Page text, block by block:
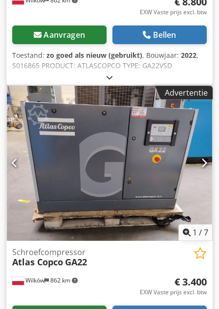
EXW Vaste prijs excl. btw
Aanvragen Bellen
Toestand: zo goed als nieuw (gebruikt), Bouwjaar: 2022,
S016865 PRODUCT: ATLASCOPCO TYPE: GA22VSD
SERIENUMMER: API469861 JAAR: 2022 VERMOGEN (kW): 22
CAPACITEIT (m3/min): 4,9 DRUK (bar): 10,5 UREN
(BEDRIJF/TOTAAL): 3184 FREQUENTIEOMFORMER: ja
GEÏNTEGREERDE DROGER: nee WARMTEWISSELAAR: nee
KOELING (LUCHT/WATER): lucht Crjdpfx Aezi Unloa Tjf OP
TANK: nee DOCUMENTATIE: ja
Advertentie
1 /7
Wilków 862 km
Schroefcompressor
Atlas Copco GA22
€ 3.400
EXW Vaste prijs excl. btw